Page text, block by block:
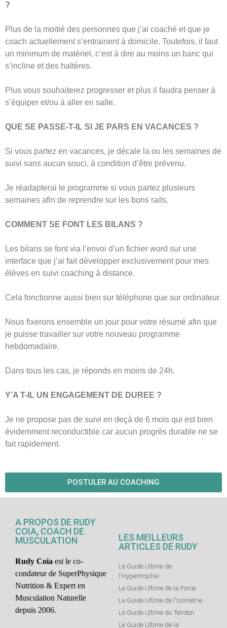
?
Plus de la moitié des personnes que j’ai coaché et que je
coach actuellement s’entrainent à domicile. Toutefois, il faut
un minimum de matériel, c’est à dire au moins un banc qui
s’incline et des haltères.
Plus vous souhaiterez progresser et plus il faudra penser à
s’équiper et/ou à aller en salle.
QUE SE PASSE-T-IL SI JE PARS EN VACANCES ?
Si vous partez en vacances, je décale la ou les semaines de
suivi sans aucun souci, à condition d’être prévenu.
Je réadapterai le programme si vous partez plusieurs
semaines afin de reprendre sur les bons rails.
COMMENT SE FONT LES BILANS ?
Les bilans se font via l’envoi d’un fichier word sur une
interface que j’ai fait développer exclusivement pour mes
élèves en suivi coaching à distance.
Cela fonctionne aussi bien sur téléphone que sur ordinateur.
Nous fixerons ensemble un jour pour votre résumé afin que
je puisse travailler sur votre nouveau programme
hebdomadaire.
Dans tous les cas, je réponds en moins de 24h.
Y’A T-IL UN ENGAGEMENT DE DUREE ?
Je ne propose pas de suivi en deçà de 6 mois qui est bien
évidemment reconductible car aucun progrès durable ne se
fait rapidement.
POSTULER AU COACHING
A PROPOS DE RUDY
COIA, COACH DE
MUSCULATION
Rudy Coia est le co-
condateur de SuperPhysique
Nutrition & Expert en
Musculation Naturelle
depuis 2006.
LES MEILLEURS
ARTICLES DE RUDY
Le Guide Ultime de
l'Hypertrophie
Le Guide Ultime de la Force
Le Guide Ultime de l'Isométrie
Le Guide Ultime du Tendon
Le Guide Ultime de la